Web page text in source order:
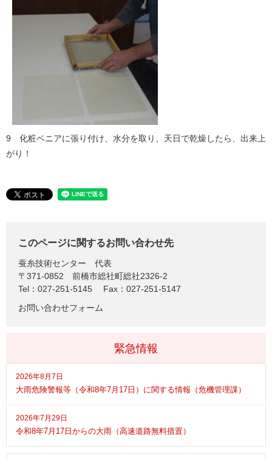
9 化粧ベニアに張り付け、水分を取り、天日で乾燥したら、出来上
がり！
このページに関するお問い合わせ先
蚕糸技術センター
代表
〒371-0852
前橋市総社町総社2326-2
Tel：027-251-5145
Fax：027-251-5147
お問い合わせフォーム
緊急情報
2026年8月7日
大雨危険警報等（令和8年7月17日）に関する情報（危機管理課）
2026年7月29日
令和8年7月17日からの大雨（高速道路無料措置）